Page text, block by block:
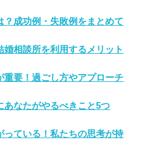
成功例・失敗例をまとめて
相談所を利用するメリット
重要！過ごし方やアプローチ
あなたがやるべきこと5つ
っている！私たちの思考が持